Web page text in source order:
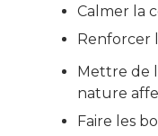
Calmer la
Renforcer
Mettre de
nature
Faire les